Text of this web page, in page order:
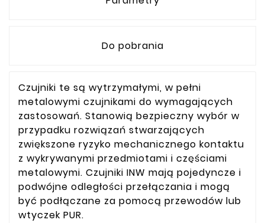
Do pobrania
Czujniki te są wytrzymałymi, w pełni
metalowymi czujnikami do wymagających
zastosowań. Stanowią bezpieczny wybór w
przypadku rozwiązań stwarzających
zwiększone ryzyko mechanicznego kontaktu
z wykrywanymi przedmiotami i częściami
metalowymi. Czujniki INW mają pojedyncze i
podwójne odległości przełączania i mogą
być podłączane za pomocą przewodów lub
wtyczek PUR.